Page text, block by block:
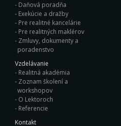
Daňová poradňa
Exekúcie a dražby
Pre realitné kancelárie
Pre realitných maklérov
Zmluvy, dokumenty a
poradenstvo
Vzdelávanie
Realitná akadémia
Zoznam školení a
workshopov
O Lektoroch
Referencie
Kontakt